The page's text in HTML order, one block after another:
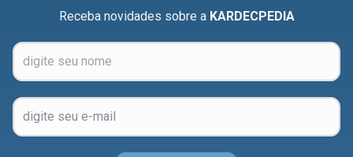
Receba novidades sobre a KARDECPEDIA